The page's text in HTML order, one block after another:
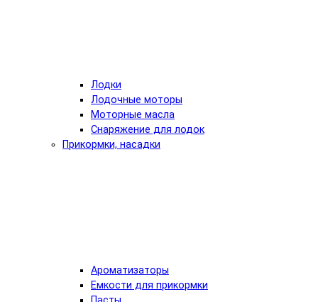
Лодки
Лодочные моторы
Моторные масла
Снаряжение для лодок
Прикормки, насадки
Ароматизаторы
Емкости для прикормки